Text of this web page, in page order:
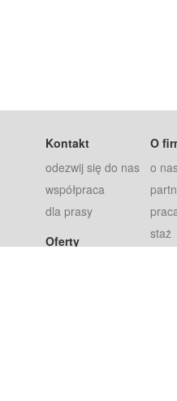
Kontakt
odezwij się do nas
współpraca
dla prasy
Oferty
O
o
staż